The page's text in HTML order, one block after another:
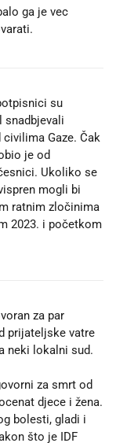
ga je vec
su
snadbjevali
Gaze. Čak
je od
Ukoliko se
mogli bi
ratnim zločinima
2023. i početkom
za par
prijateljske vatre
neki lokalni sud.
za smrt od
djece i žena.
bolesti, gladi i
što je IDF